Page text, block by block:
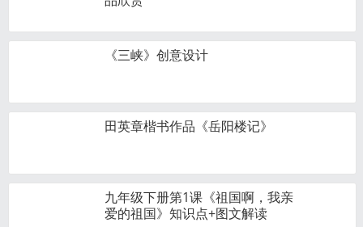
《三峡》创意设计
田英章楷书作品《岳阳楼记》
九年级下册第1课《祖国啊，我亲
爱的祖国》知识点+图文解读